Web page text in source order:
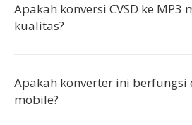
Apakah konversi CVSD ke MP3
kualitas?
Apakah konverter ini
mobile?